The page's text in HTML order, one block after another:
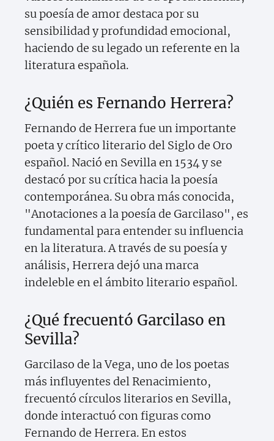
su poesía de amor destaca por su
sensibilidad y profundidad emocional,
haciendo de su legado un referente en la
literatura española.
¿Quién es Fernando Herrera?
Fernando de Herrera fue un importante
poeta y crítico literario del Siglo de Oro
español. Nació en Sevilla en 1534 y se
destacó por su crítica hacia la poesía
contemporánea. Su obra más conocida,
"Anotaciones a la poesía de Garcilaso", es
fundamental para entender su influencia
en la literatura. A través de su poesía y
análisis, Herrera dejó una marca
indeleble en el ámbito literario español.
¿Qué frecuentó Garcilaso en
Sevilla?
Garcilaso de la Vega, uno de los poetas
más influyentes del Renacimiento,
frecuentó círculos literarios en Sevilla,
donde interactuó con figuras como
Fernando de Herrera. En estos